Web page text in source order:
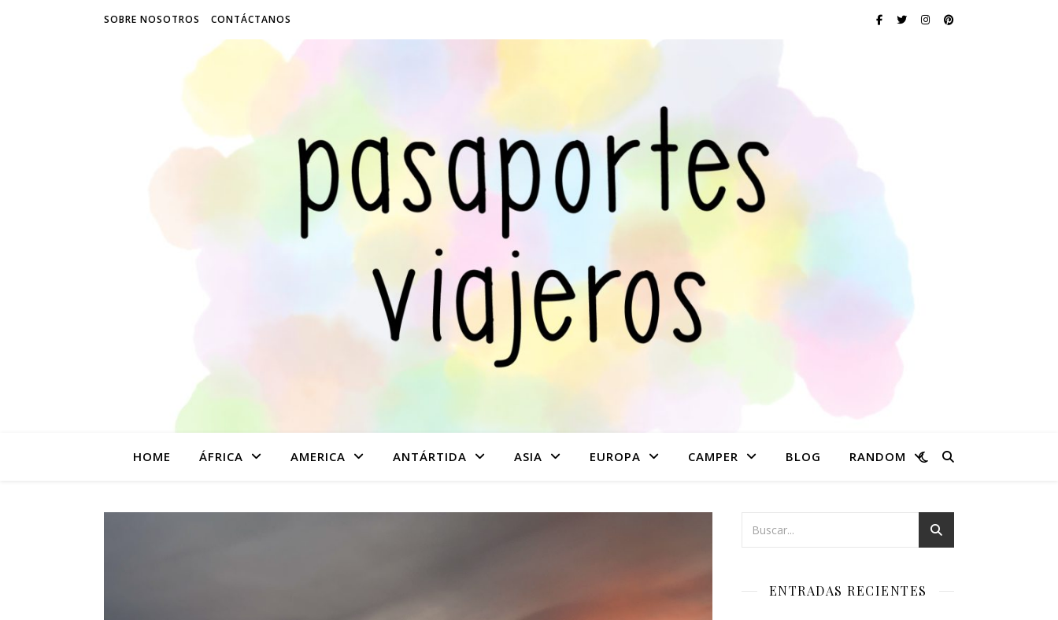
SOBRE NOSOTROS CONTÁCTANOS
HOME ÁFRICA AMERICA ANTÁRTIDA ASIA EUROPA CAMPER BLOG RANDOM
ENTRADAS RECIENTES